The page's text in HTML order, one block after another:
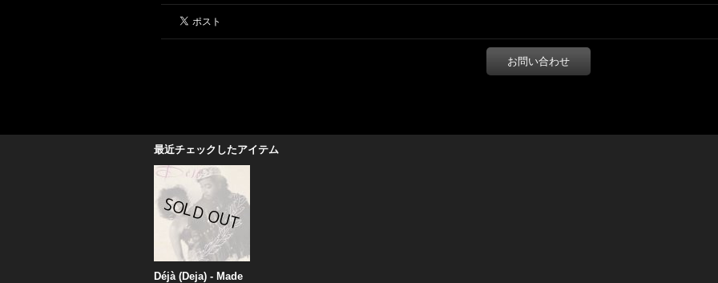
お問い合わせ
最近チェックしたアイテム
Déjà (Deja) - Made